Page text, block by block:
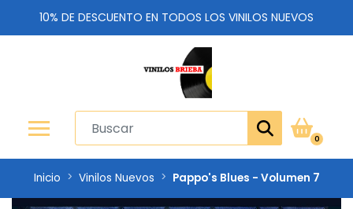
10% DE DESCUENTO EN TODOS LOS VINILOS NUEVOS
0
Inicio Vinilos Nuevos Pappo's Blues - Volumen 7